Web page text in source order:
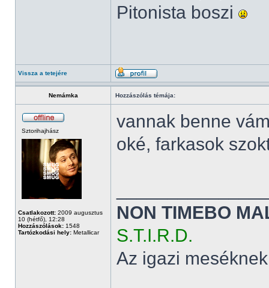
Pitonista boszi
Vissza a tetejére
Nemámka Hozzászólás témája:
Sztorihajhász
Csatlakozott: 2009 augusztus
10 (hétfő), 12:28
Hozzászólások: 1548
Tartózkodási hely: Metallicar
vannak benne
oké, farkasok
NON TIMEBO
S.T.I.R.D.
Az igazi